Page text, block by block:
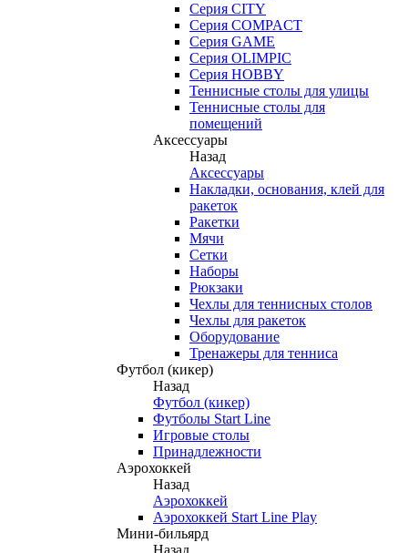
Серия CITY
Серия COMPACT
Серия GAME
Серия OLIMPIC
Серия HOBBY
Теннисные столы для улицы
Теннисные столы для
помещений
Аксессуары
Назад
Аксессуары
Накладки, основания, клей для
ракеток
Ракетки
Мячи
Сетки
Наборы
Рюкзаки
Чехлы для теннисных столов
Чехлы для ракеток
Оборудование
Тренажеры для тенниса
Футбол (кикер)
Назад
Футбол (кикер)
Футболы Start Line
Игровые столы
Принадлежности
Аэрохоккей
Назад
Аэрохоккей
Аэрохоккей Start Line Play
Мини-бильярд
Назад